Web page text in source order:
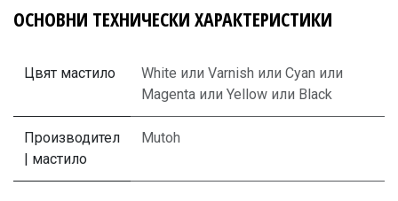
ОСНОВНИ ТЕХНИЧЕСКИ ХАРАКТЕРИСТИКИ
Цвят мастило White или Varnish или Cyan или
Magenta или Yellow или Black
Производител
| мастило
Mutoh